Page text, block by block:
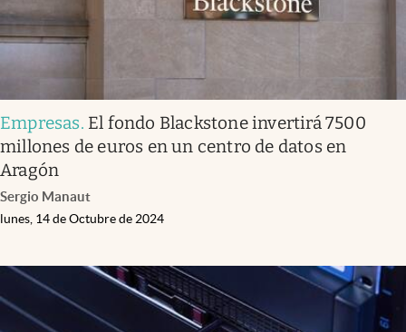
Empresas. El fondo Blackstone invertirá 7500
millones de euros en un centro de datos en
Aragón
Sergio Manaut
lunes, 14 de Octubre de 2024